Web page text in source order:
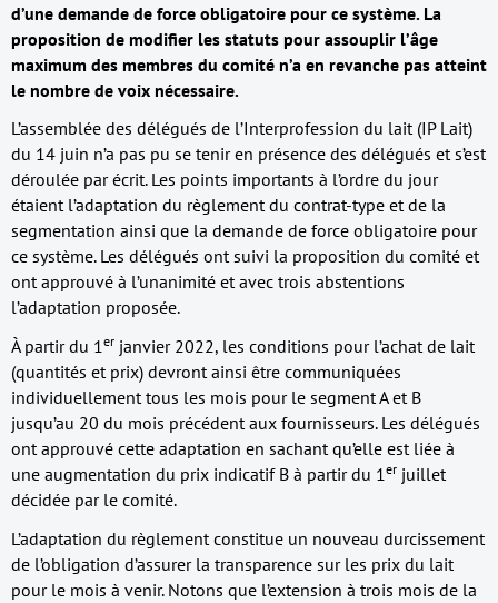
d’une demande de force obligatoire pour ce système. La
proposition de modifier les statuts pour assouplir l’âge
maximum des membres du comité n’a en revanche pas atteint
le nombre de voix nécessaire.
L’assemblée des délégués de l’Interprofession du lait (IP Lait)
du 14 juin n’a pas pu se tenir en présence des délégués et s’est
déroulée par écrit. Les points importants à l’ordre du jour
étaient l’adaptation du règlement du contrat-type et de la
segmentation ainsi que la demande de force obligatoire pour
ce système. Les délégués ont suivi la proposition du comité et
ont approuvé à l’unanimité et avec trois abstentions
l’adaptation proposée.
À partir du 1er janvier 2022, les conditions pour l’achat de lait
(quantités et prix) devront ainsi être communiquées
individuellement tous les mois pour le segment A et B
jusqu’au 20 du mois précédent aux fournisseurs. Les délégués
ont approuvé cette adaptation en sachant qu’elle est liée à
une augmentation du prix indicatif B à partir du 1er juillet
décidée par le comité.
L’adaptation du règlement constitue un nouveau durcissement
de l’obligation d’assurer la transparence sur les prix du lait
pour le mois à venir. Notons que l’extension à trois mois de la